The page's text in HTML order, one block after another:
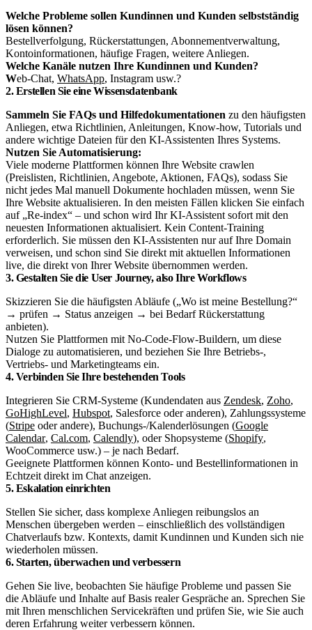
Welche Probleme sollen Kundinnen und Kunden selbstständig
lösen können?
Bestellverfolgung, Rückerstattungen, Abonnementverwaltung,
Kontoinformationen, häufige Fragen, weitere Anliegen.
Welche Kanäle nutzen Ihre Kundinnen und Kunden?
Web-Chat, WhatsApp, Instagram usw.?
2. Erstellen Sie eine Wissensdatenbank
Sammeln Sie FAQs und Hilfedokumentationen zu den häufigsten
Anliegen, etwa Richtlinien, Anleitungen, Know-how, Tutorials und
andere wichtige Dateien für den KI-Assistenten Ihres Systems.
Nutzen Sie Automatisierung:
Viele moderne Plattformen können Ihre Website crawlen
(Preislisten, Richtlinien, Angebote, Aktionen, FAQs), sodass Sie
nicht jedes Mal manuell Dokumente hochladen müssen, wenn Sie
Ihre Website aktualisieren. In den meisten Fällen klicken Sie einfach
auf „Re-index“ – und schon wird Ihr KI-Assistent sofort mit den
neuesten Informationen aktualisiert. Kein Content-Training
erforderlich. Sie müssen den KI-Assistenten nur auf Ihre Domain
verweisen, und schon sind Sie direkt mit aktuellen Informationen
live, die direkt von Ihrer Website übernommen werden.
3. Gestalten Sie die User Journey, also Ihre Workflows
Skizzieren Sie die häufigsten Abläufe („Wo ist meine Bestellung?“
→ prüfen → Status anzeigen → bei Bedarf Rückerstattung
anbieten).
Nutzen Sie Plattformen mit No-Code-Flow-Buildern, um diese
Dialoge zu automatisieren, und beziehen Sie Ihre Betriebs-,
Vertriebs- und Marketingteams ein.
4. Verbinden Sie Ihre bestehenden Tools
Integrieren Sie CRM-Systeme (Kundendaten aus Zendesk, Zoho,
GoHighLevel, Hubspot, Salesforce oder anderen), Zahlungssysteme
(Stripe oder andere), Buchungs-/Kalenderlösungen (Google
Calendar, Cal.com, Calendly), oder Shopsysteme (Shopify,
WooCommerce usw.) – je nach Bedarf.
Geeignete Plattformen können Konto- und Bestellinformationen in
Echtzeit direkt im Chat anzeigen.
5. Eskalation einrichten
Stellen Sie sicher, dass komplexe Anliegen reibungslos an
Menschen übergeben werden – einschließlich des vollständigen
Chatverlaufs bzw. Kontexts, damit Kundinnen und Kunden sich nie
wiederholen müssen.
6. Starten, überwachen und verbessern
Gehen Sie live, beobachten Sie häufige Probleme und passen Sie
die Abläufe und Inhalte auf Basis realer Gespräche an. Sprechen Sie
mit Ihren menschlichen Servicekräften und prüfen Sie, wie Sie auch
deren Erfahrung weiter verbessern können.